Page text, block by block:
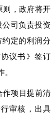
则，政府将开
司负责投资
定的利润分
议书》签订
项目提前清
审核，出具